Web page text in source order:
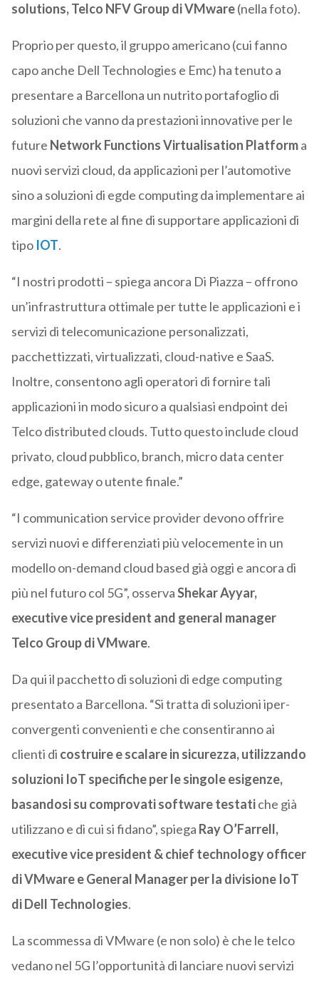
solutions, Telco NFV Group di VMware(nella foto).
Proprio per questo, il gruppo americano (cui fanno
capo anche Dell Technologies e Emc) ha tenuto a
presentare a Barcellona un nutrito portafoglio di
soluzioni che vanno da prestazioni innovative per le
future Network Functions Virtualisation Platforma
nuovi servizi cloud, da applicazioni per l’automotive
sino a soluzioni di egde computing da implementare ai
margini della rete al fine di supportare applicazioni di
tipo IOT.
“I nostri prodotti – spiega ancora Di Piazza – offrono
un’infrastruttura ottimale per tutte le applicazioni e i
servizi di telecomunicazione personalizzati,
pacchettizzati, virtualizzati, cloud-native e SaaS.
Inoltre, consentono agli operatori di fornire tali
applicazioni in modo sicuro a qualsiasi endpoint dei
Telco distributed clouds. Tutto questo include cloud
privato, cloud pubblico, branch, micro data center
edge, gateway o utente finale.”
“I communication service provider devono offrire
servizi nuovi e differenziati più velocemente in un
modello on-demand cloud based già oggi e ancora di
più nel futuro col 5G”, osservaShekar Ayyar,
executive vice president and general manager
Telco Group di VMware.
Da qui il pacchetto di soluzioni di edge computing
presentato a Barcellona. “Si tratta di soluzioni iper-
convergenti convenienti e che consentiranno ai
clienti di costruire e scalare in sicurezza, utilizzando
soluzioni IoT specifiche per le singole esigenze,
basandosi su comprovati software testatiche già
utilizzano e di cui si fidano”, spiega Ray O’Farrell,
executive vice president & chief technology officer
di VMware e General Manager per la divisione IoT
di Dell Technologies.
La scommessa di VMware (e non solo) è che le telco
vedano nel 5G l’opportunità di lanciare nuovi servizi